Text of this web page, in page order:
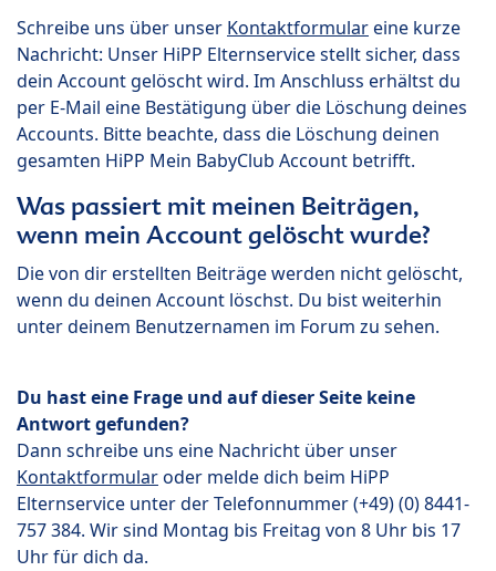
Schreibe uns über unser Kontaktformulareine kurze
Nachricht: Unser HiPP Elternservice stellt sicher, dass
dein Account gelöscht wird. Im Anschluss erhältst du
per E-Mail eine Bestätigung über die Löschung deines
Accounts. Bitte beachte, dass die Löschung deinen
gesamten HiPP Mein BabyClub Account betrifft.
Was passiert mit meinen Beiträgen,
wenn mein Account gelöscht wurde?
Die von dir erstellten Beiträge werden nicht gelöscht,
wenn du deinen Account löschst. Du bist weiterhin
unter deinem Benutzernamen im Forum zu sehen.
Du hast eine Frage und auf dieser Seite keine
Antwort gefunden?
Dann schreibe uns eine Nachricht über unser
Kontaktformularoder melde dich beim HiPP
Elternservice unter der Telefonnummer (+49) (0) 8441-
757 384. Wir sind Montag bis Freitag von 8 Uhr bis 17
Uhr für dich da.